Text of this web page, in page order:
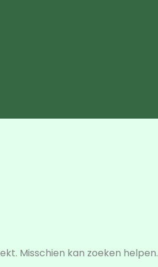
Misschien kan zoeken helpen.